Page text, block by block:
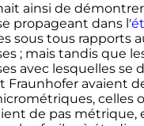
ainsi de
propageant dans l'
sous tous rapports
; mais tandis que
avec lesquelles se
Fraunhofer avaient
celles
de pas métrique,